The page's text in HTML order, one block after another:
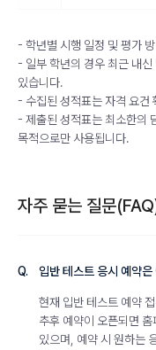
- 학년별 시행 일정 및 평가
- 일부 학년의 경우 최근 내
있습니다.
- 수집된 성적표는 자격 요건
- 제출된 성적표는 최소한의
목적으로만 사용됩니다.
자주 묻는 질문
Q. 입반 테스트 응시 예약
현재 입반 테스트 예약
추후 예약이 오픈되면
있으며, 예약 시 원하는